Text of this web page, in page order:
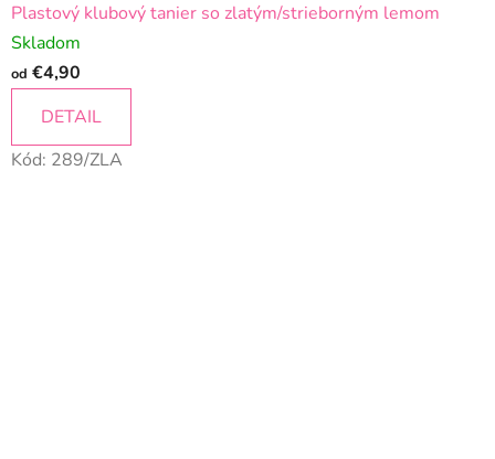
Plastový klubový tanier so zlatým/strieborným lemom
Skladom
od €4,90
DETAIL
Kód: 289/ZLA